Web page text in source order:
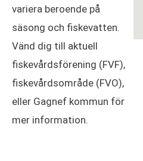
variera beroende på
säsong och fiskevatten.
Vänd dig till aktuell
fiskevårdsförening (FVF),
fiskevårdsområde (FVO),
eller Gagnef kommun för
mer information.